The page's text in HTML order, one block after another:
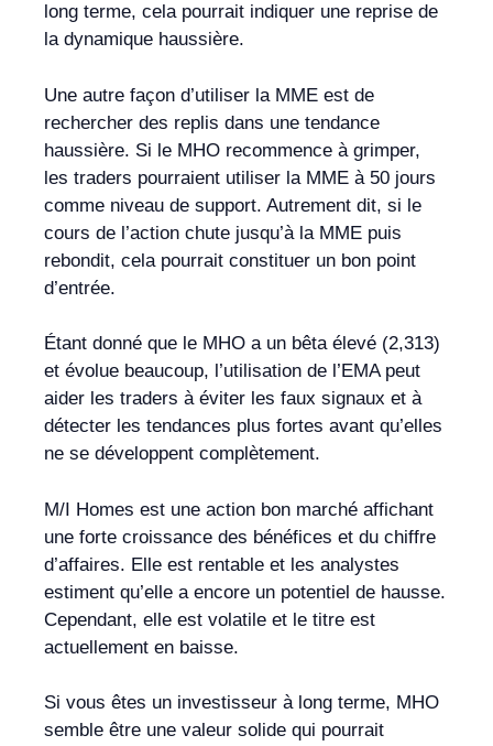
long terme, cela pourrait indiquer une reprise de
la dynamique haussière.
Une autre façon d’utiliser la MME est de
rechercher des replis dans une tendance
haussière. Si le MHO recommence à grimper,
les traders pourraient utiliser la MME à 50 jours
comme niveau de support. Autrement dit, si le
cours de l’action chute jusqu’à la MME puis
rebondit, cela pourrait constituer un bon point
d’entrée.
Étant donné que le MHO a un bêta élevé (2,313)
et évolue beaucoup, l’utilisation de l’EMA peut
aider les traders à éviter les faux signaux et à
détecter les tendances plus fortes avant qu’elles
ne se développent complètement.
M/I Homes est une action bon marché affichant
une forte croissance des bénéfices et du chiffre
d’affaires. Elle est rentable et les analystes
estiment qu’elle a encore un potentiel de hausse.
Cependant, elle est volatile et le titre est
actuellement en baisse.
Si vous êtes un investisseur à long terme, MHO
semble être une valeur solide qui pourrait